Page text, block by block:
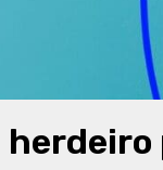
herdeiro